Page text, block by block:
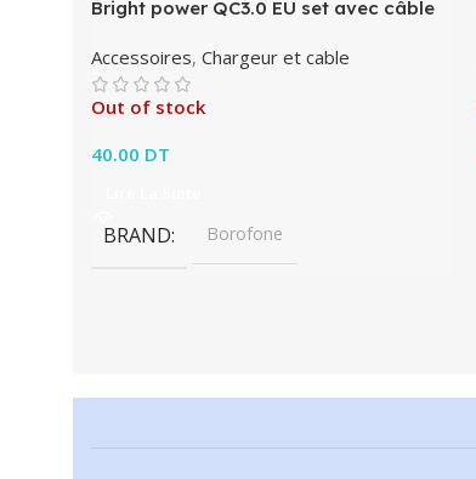
Bright power QC3.0 EU set avec câble
Accessoires, Chargeur et cable
Out of stock
40.00 DT
BRAND Borofone